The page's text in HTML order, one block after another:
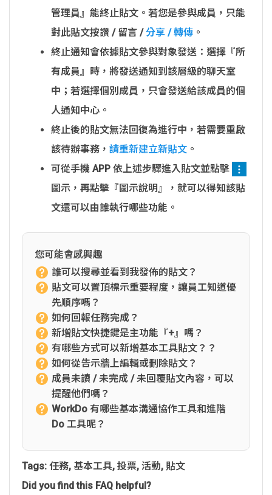
管理員』能終止貼文。若您是參與成員，只能
對此貼文按讚 / 留言 /分享 / 轉傳 。
終止通知會依據貼文參與對象發送：選擇『所
有成員』時，將發送通知到該層級的聊天室
中；若選擇個別成員，只會發送給該成員的個
人通知中心。
終止後的貼文無法回復為進行中，若需要重啟
該待辦事務， 請重新建立新貼文 。
可從手機 APP 依上述步驟進入貼文並點擊
圖示，再點擊『圖示說明』，就可以得知該貼
文還可以由誰執行哪些功能。
您可能會感興趣
誰可以搜尋並看到我發佈的貼文？
貼文可以置頂標示重要程度，讓員工知道優
先順序嗎？
如何回報任務完成？
新增貼文快捷鍵是主功能『+』嗎？
有哪些方式可以新增基本工具貼文？？
如何從告示牆上編輯或刪除貼文？
成員未讀 / 未完成 / 未回覆貼文內容，可以
提醒他們嗎？
WorkDo 有哪些基本溝通協作工具和進階
Do 工具呢？
Tags: 任務, 基本工具, 投票, 活動, 貼文
Did you find this FAQ helpful?